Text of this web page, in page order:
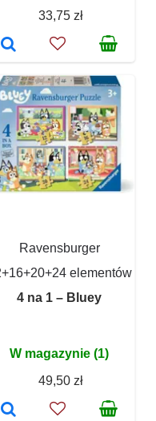
33,75 zł
Ravensburger
elementów
4 na 1 – Bluey
W magazynie (1)
49,50 zł